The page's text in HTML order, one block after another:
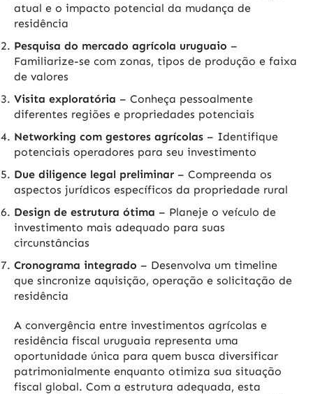
atual e o impacto potencial da mudança de
residência
Pesquisa do mercado agrícola uruguaio –
Familiarize-se com zonas, tipos de produção e faixa
de valores
Visita exploratória – Conheça pessoalmente
diferentes regiões e propriedades potenciais
Networking com gestores agrícolas – Identifique
potenciais operadores para seu investimento
Due diligence legal preliminar– Compreenda os
aspectos jurídicos específicos da propriedade rural
Design de estrutura ótima – Planeje o veículo de
investimento mais adequado para suas
circunstâncias
Cronograma integrado – Desenvolva um timeline
que sincronize aquisição, operação e solicitação de
residência
A convergência entre investimentos agrícolas e
residência fiscal uruguaia representa uma
oportunidade única para quem busca diversificar
patrimonialmente enquanto otimiza sua situação
fiscal global. Com a estrutura adequada, esta